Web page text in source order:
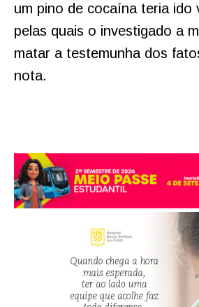
um pino de cocaína teria ido
pelas quais o investigado a
matar a testemunha dos
nota.